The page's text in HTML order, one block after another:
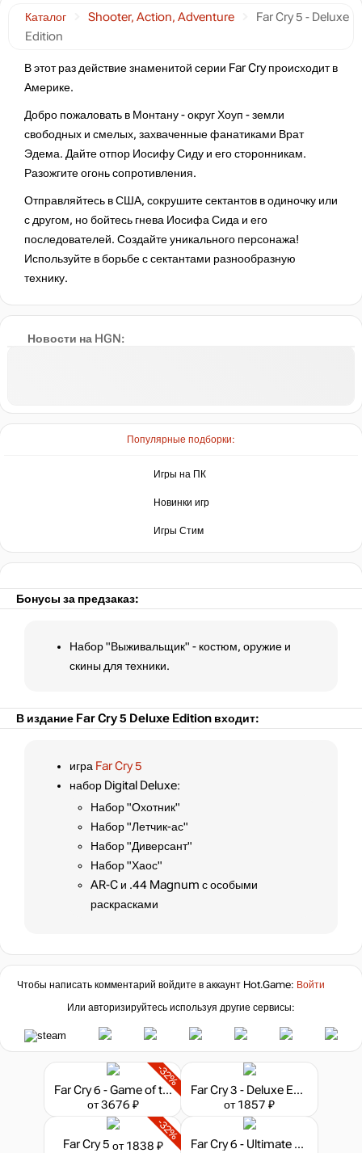
Новости на HGN:
Популярные подборки:
Игры на ПК
Новинки игр
Игры Стим
Каталог Shooter, Action, Adventure
Far Cry 5 - Deluxe
Edition
В этот раз действие знаменитой серии Far Cry происходит в
Америке.
Добро пожаловать в Монтану - округ Хоуп - земли
свободных и смелых, захваченные фанатиками Врат
Эдема. Дайте отпор Иосифу Сиду и его сторонникам.
Разожгите огонь сопротивления.
Отправляйтесь в США, сокрушите сектантов в одиночку или
с другом, но бойтесь гнева Иосифа Сида и его
последователей. Создайте уникального персонажа!
Используйте в борьбе с сектантами разнообразную
технику.
нет в наличии
нет в наличии
Бонусы за предзаказ:
Набор "Выживальщик" - костюм, оружие и
скины для техники.
В издание Far Cry 5 Deluxe Edition входит:
игра Far Cry 5
набор Digital Deluxe:
Набор "Охотник"
Набор "Летчик-ас"
Набор "Диверсант"
Набор "Хаос"
AR-C и .44 Magnum с особыми
раскрасками
Чтобы написать комментарий войдите в аккаунт Hot.Game: Войти
Или авторизируйтесь используя другие сервисы:
-32%
Far Cry 6 - Game of the Year Edition
от 3676 ₽
Far Cry 3 - Deluxe Edition
от 1857 ₽
-32%
Far Cry 5 от 1838 ₽ Far Cry 6 - Ultimate Edition